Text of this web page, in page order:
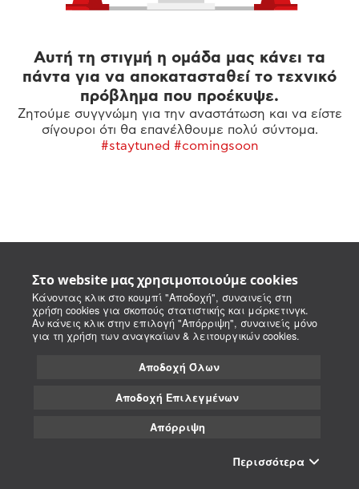
Στο website μας χρησιμοποιούμε cookies
Κάνοντας κλικ στο κουμπί "Αποδοχή", συναινείς στη
χρήση cookies για σκοπούς στατιστικής και μάρκετινγκ.
Αν κάνεις κλικ στην επιλογή "Απόρριψη", συναινείς μόνο
για τη χρήση των αναγκαίων & λειτουργικών cookies.
Αποδοχή Όλων
Αποδοχή Επιλεγμένων
Απόρριψη
Περισσότερα
Αυτή τη στιγμή η ομάδα μας κάνει τα
πάντα για να αποκατασταθεί το τεχνικό
πρόβλημα που προέκυψε.
Ζητούμε συγγνώμη για την αναστάτωση και να είστε
σίγουροι ότι θα επανέλθουμε πολύ σύντομα.
#staytuned #comingsoon